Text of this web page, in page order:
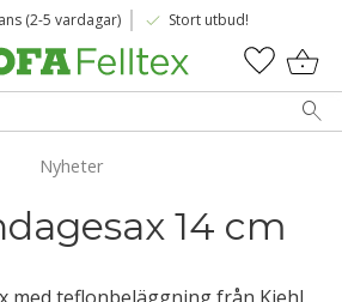
(2-5 vardagar) done Stort utbud!
Nyheter
14 cm